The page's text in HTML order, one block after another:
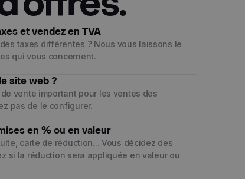
et vendez en TVA
taxes différentes ? Nous vous laissons le
qui vous concernent.
site web ?
vente important pour les ventes des
pas de le configurer.
en % ou en valeur
carte de réduction... Vous décidez des
si la réduction sera appliquée en valeur ou